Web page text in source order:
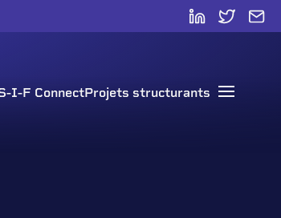
I-F ConnectProjets structurants Open